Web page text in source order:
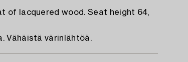
of lacquered wood. Seat height 64,
Vähäistä värinlähtöä.